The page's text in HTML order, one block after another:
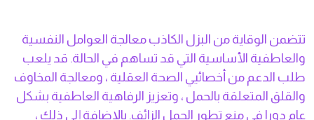
تتضمن الوقاية من البزل الكاذب معالجة العوامل النفسية
والعاطفية الأساسية التي قد تساهم في الحالة. قد يلعب
طلب الدعم من أخصائيي الصحة العقلية ، ومعالجة المخاوف
والقلق المتعلقة بالحمل ، وتعزيز الرفاهية العاطفية بشكل
عام دورا في منع تطور الحمل الزائف. بالإضافة إلى ذلك ،